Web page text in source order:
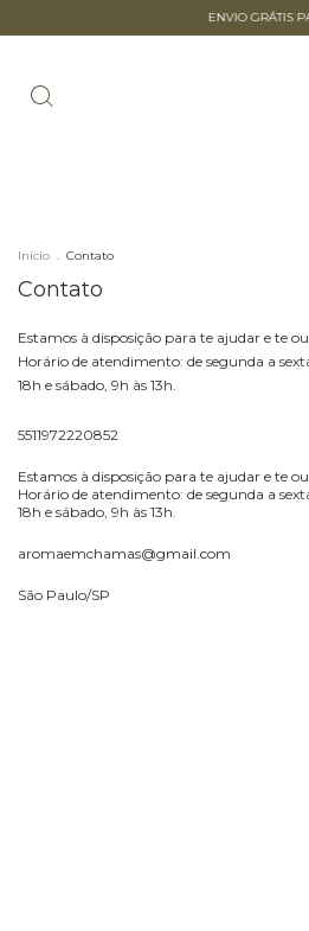
ENVIO GRÁTIS
Início . Contato
Contato
Estamos à disposição para te ajudar e te
Horário de atendimento: de segunda a
18h e sábado, 9h às 13h.
5511972220852
Estamos à disposição para te ajudar e te
Horário de atendimento: de segunda a
18h e sábado, 9h às 13h.
aromaemchamas@gmail.com
São Paulo/SP